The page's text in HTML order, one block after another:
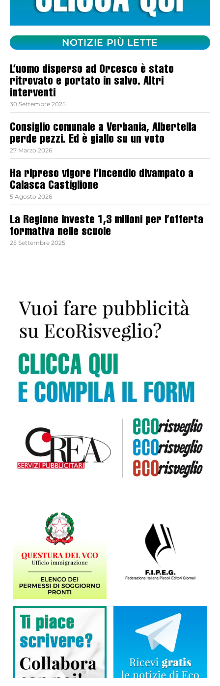
NOTIZIE PIÙ LETTE
L’uomo disperso ad Orcesco è stato
ritrovato e portato in salvo. Altri
interventi
30 Settembre 2025
Consiglio comunale a Verbania, Albertella
perde pezzi. Ed è giallo su un voto
27 Marzo 2026
Ha ripreso vigore l’incendio divampato a
Calasca Castiglione
5 Agosto 2026
La Regione investe 1,3 milioni per l’offerta
formativa nelle scuole
25 Settembre 2025